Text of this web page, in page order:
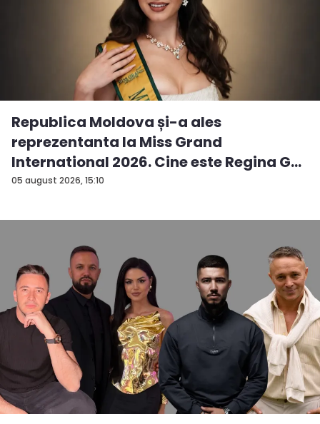
05 august 2026, 15:10
Republica Moldova și-a ales
reprezentanta la Miss Grand
International 2026. Cine este Regina G...